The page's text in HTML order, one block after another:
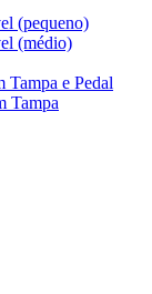
(pequeno)
(médio)
e Pedal
Tampa